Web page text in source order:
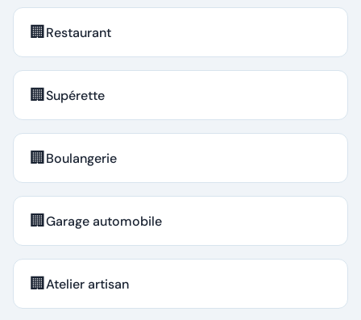
🏢Restaurant
🏢Supérette
🏢Boulangerie
🏢Garage automobile
🏢Atelier artisan